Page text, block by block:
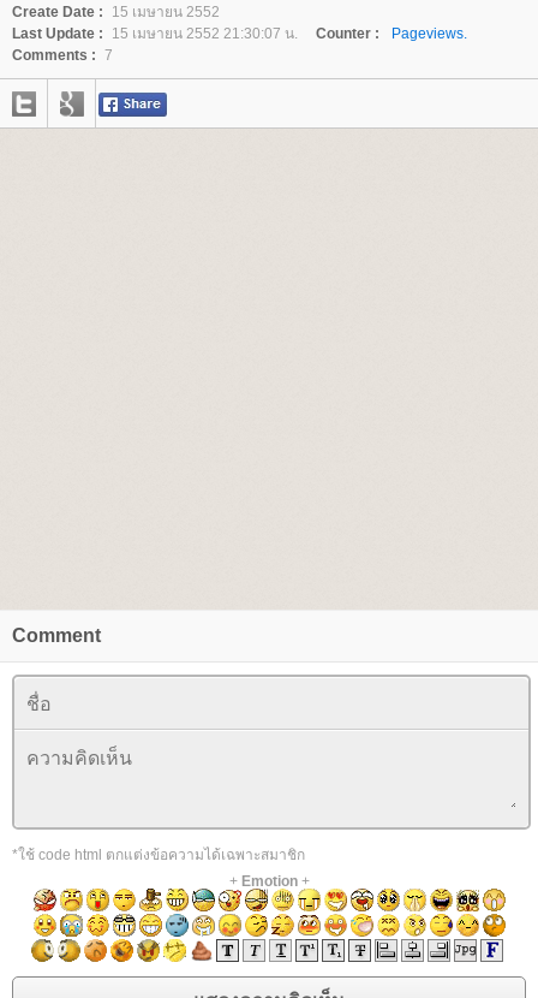
Create Date :
15 เมษายน 2552
Last Update :
15 เมษายน 2552 21:30:07 น. Counter :
Pageviews.
Comments : 7
Comment
*ใช้ code html ตกแต่งข้อความได้เฉพาะสมาชิก
+ Emotion+